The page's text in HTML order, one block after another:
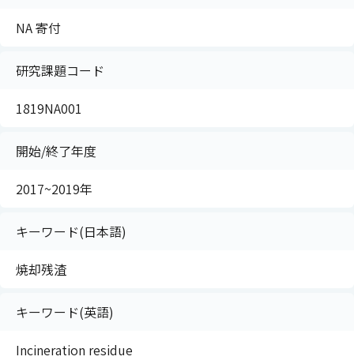
NA 寄付
研究課題コード
1819NA001
開始/終了年度
2017~2019年
キーワード(日本語)
焼却残渣
キーワード(英語)
Incineration residue